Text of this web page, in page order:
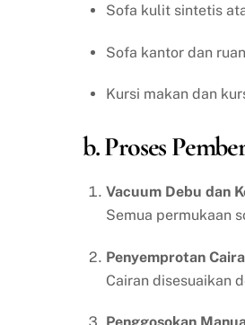
Sofa kulit sintetis
Sofa kantor dan
Kursi makan dan
b. Proses
Vacuum Debu dan
Semua permukaan
Penyemprotan
Cairan disesuaikan